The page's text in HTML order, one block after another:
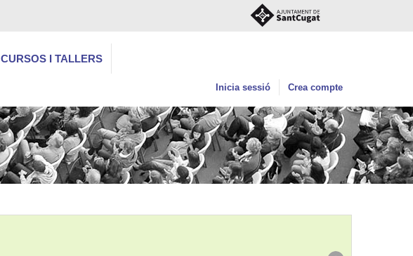
CURSOS I TALLERS
Inicia sessió Crea compte